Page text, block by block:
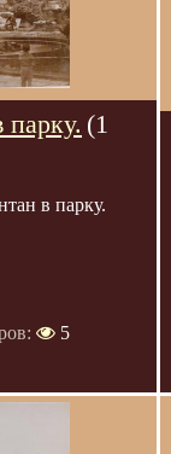
(1
в парку.
5